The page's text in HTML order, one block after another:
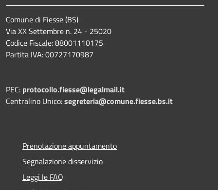
Comune di Fiesse (BS)
Via XX Settembre n. 24 - 25020
Codice Fiscale: 88001110175
Partita IVA: 00727170987
PEC: protocollo.fiesse@legalmail.it
Centralino Unico:segreteria@comune.fiesse.bs.it
Prenotazione appuntamento
Segnalazione disservizio
Leggi le FAQ